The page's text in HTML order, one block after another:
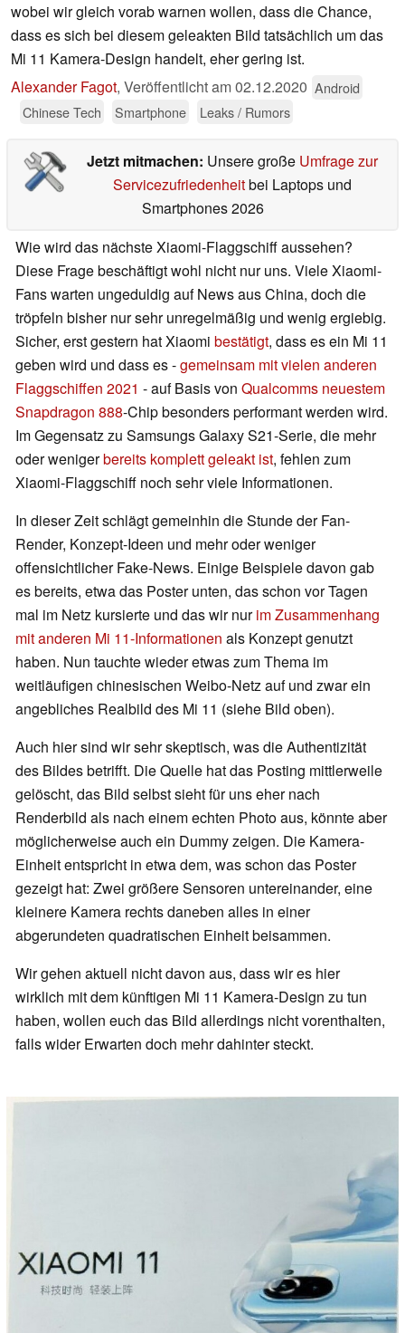
wobei wir gleich vorab warnen wollen, dass die Chance,
dass es sich bei diesem geleakten Bild tatsächlich um das
Mi 11 Kamera-Design handelt, eher gering ist.
Alexander Fagot, Veröffentlicht am02.12.2020 Android
Chinese Tech
Smartphone Leaks / Rumors
Jetzt mitmachen: Unsere große Umfrage zur
Servicezufriedenheitbei Laptops und
Smartphones 2026
Wie wird das nächste Xiaomi-Flaggschiff aussehen?
Diese Frage beschäftigt wohl nicht nur uns. Viele Xiaomi-
Fans warten ungeduldig auf News aus China, doch die
tröpfeln bisher nur sehr unregelmäßig und wenig ergiebig.
Sicher, erst gestern hat Xiaomi bestätigt, dass es ein Mi 11
geben wird und dass es -gemeinsam mit vielen anderen
Flaggschiffen 2021 - auf Basis von Qualcomms neuestem
Snapdragon 888-Chip besonders performant werden wird.
Im Gegensatz zu Samsungs Galaxy S21-Serie, die mehr
oder wenigerbereits komplett geleakt ist, fehlen zum
Xiaomi-Flaggschiff noch sehr viele Informationen.
In dieser Zeit schlägt gemeinhin die Stunde der Fan-
Render, Konzept-Ideen und mehr oder weniger
offensichtlicher Fake-News. Einige Beispiele davon gab
es bereits, etwa das Poster unten, das schon vor Tagen
mal im Netz kursierte und das wir nurim Zusammenhang
mit anderen Mi 11-Informationen als Konzept genutzt
haben. Nun tauchte wieder etwas zum Thema im
weitläufigen chinesischen Weibo-Netz auf und zwar ein
angebliches Realbild des Mi 11 (siehe Bild oben).
Auch hier sind wir sehr skeptisch, was die Authentizität
des Bildes betrifft. Die Quelle hat das Posting mittlerweile
gelöscht, das Bild selbst sieht für uns eher nach
Renderbild als nach einem echten Photo aus, könnte aber
möglicherweise auch ein Dummy zeigen. Die Kamera-
Einheit entspricht in etwa dem, was schon das Poster
gezeigt hat: Zwei größere Sensoren untereinander, eine
kleinere Kamera rechts daneben alles in einer
abgerundeten quadratischen Einheit beisammen.
Wir gehen aktuell nicht davon aus, dass wir es hier
wirklich mit dem künftigen Mi 11 Kamera-Design zu tun
haben, wollen euch das Bild allerdings nicht vorenthalten,
falls wider Erwarten doch mehr dahinter steckt.